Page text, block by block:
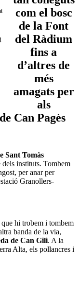
com el bosc
de la Font
del Ràdium
fins a
d’altres de
més
amagats per
als
Can Pagès
Sant Tomàs
instituts. Tombem
per anar per
Granollers-
hi trobem i tombem
banda de la via,
de Can Gili. A la
Alta, els pollancres i